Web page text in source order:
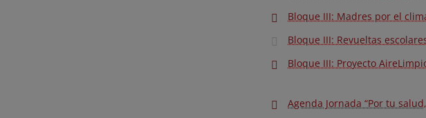
Bloque III: Madres por el
Bloque III: Revueltas
Bloque III: Proyecto
Agenda Jornada “Por tu